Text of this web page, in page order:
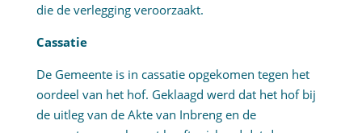
die de verlegging veroorzaakt.
Cassatie
De Gemeente is in cassatie opgekomen tegen het
oordeel van het hof. Geklaagd werd dat het hof bij
de uitleg van de Akte van Inbreng en de